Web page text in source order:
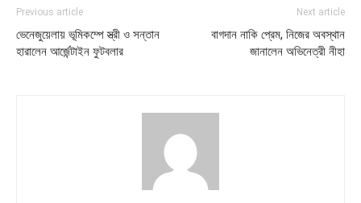
Previous article
ভেনেজুয়েলায় ভূমিকম্পে স্ত্রী ও সন্তান
হারালেন আর্জেন্টাইন ফুটবলার
Next article
বাগদান নাকি প্রেম, নিজের অবস্থান
জানালেন অভিনেত্রী নীহা